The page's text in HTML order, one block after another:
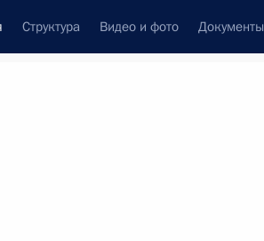
Структура Видео и фото Документы